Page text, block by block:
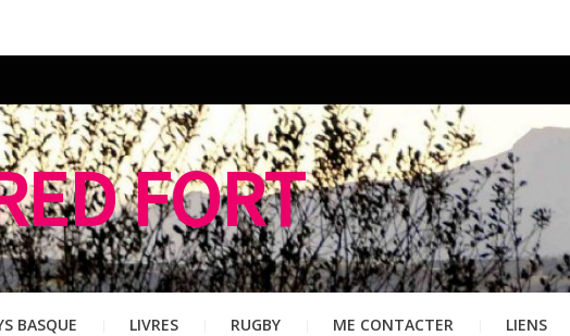
FORT
BASQUE LIVRES RUGBY ME CONTACTER LIENS